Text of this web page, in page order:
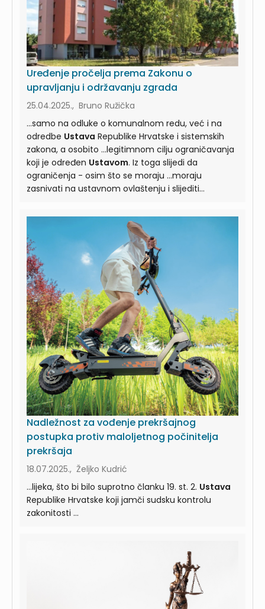
Uređenje pročelja prema Zakonu o
upravljanju i održavanju zgrada
25.04.2025., Bruno Ružička
...samo na odluke o komunalnom redu, već i na
odredbe Ustava Republike Hrvatske i sistemskih
zakona, a osobito ...legitimnom cilju ograničavanja
koji je određen Ustavom. Iz toga slijedi da
ograničenja - osim što se moraju ...moraju
zasnivati na ustavnom ovlaštenju i slijediti
potrebama ...i da moraju biti uravnotežena u
Ustavomzajamčenog
subjektivnog prava pojedinca i interesa
...legitimnom cilju ograničavanja koji je određen
Ustavom
. Iz toga slijedi da ograničenja - osim što
Nadležnost za vođenje prekršajnog
postupka protiv maloljetnog počinitelja
prekršaja
18.07.2025., Željko Kudrić
...lijeka, što bi bilo suprotno članku 19. st. 2. Ustava
Republike Hrvatske koji jamči sudsku kontrolu
zakonitosti ...